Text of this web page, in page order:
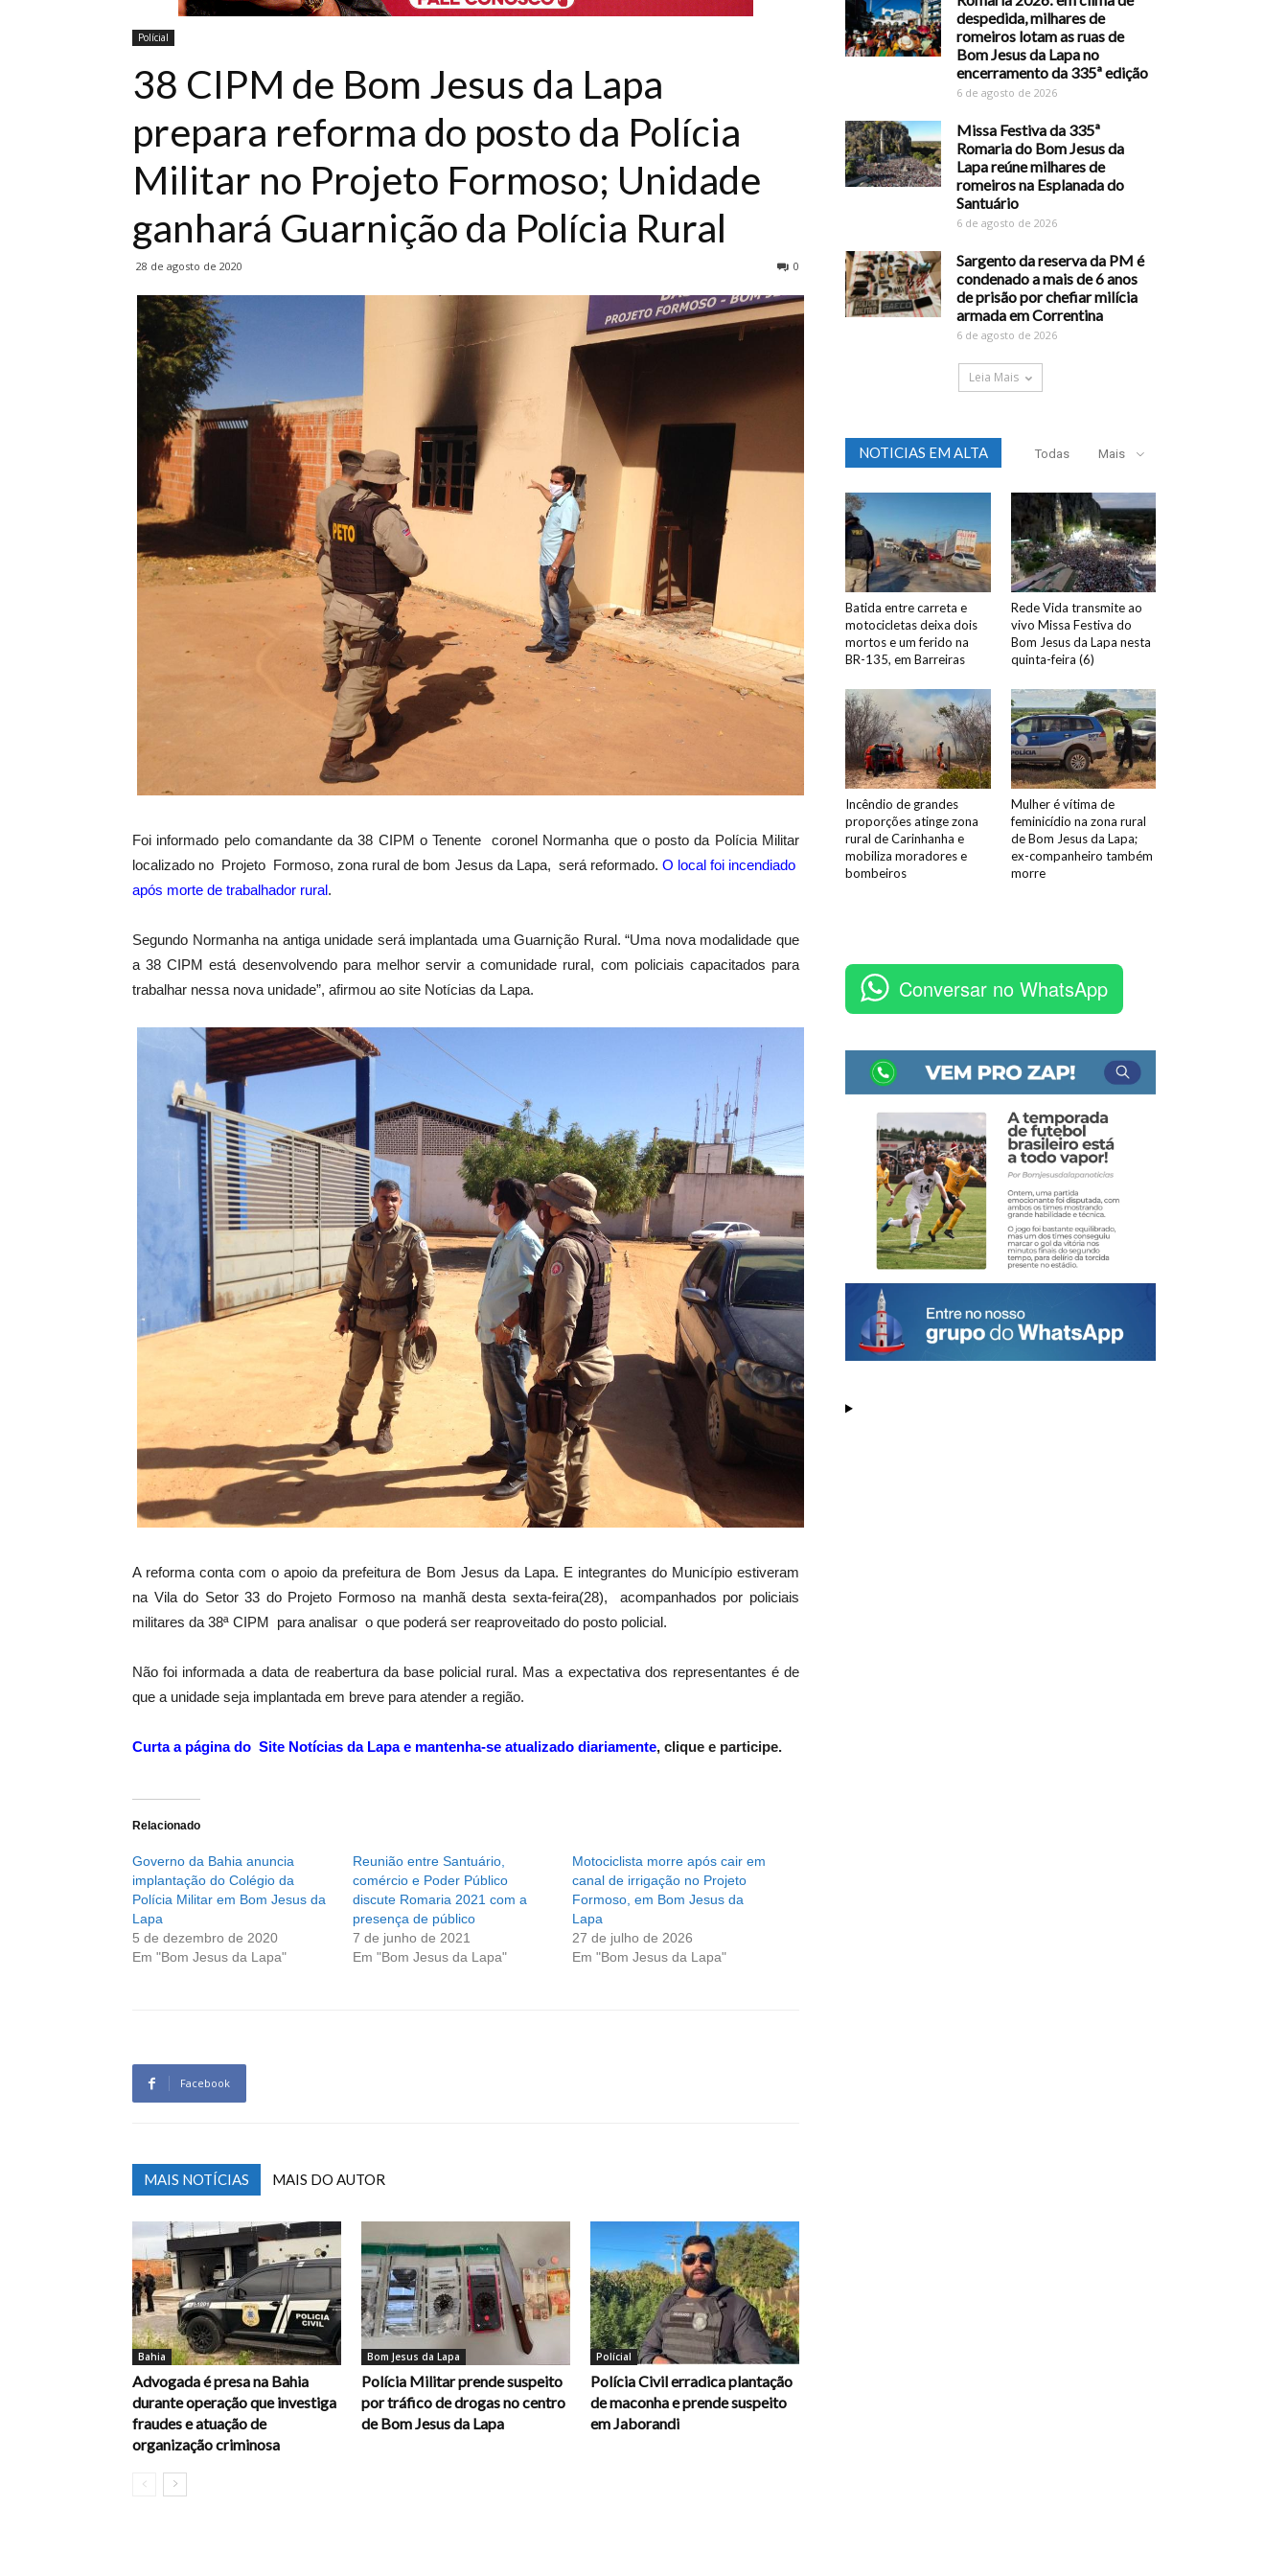
Polícial
38 CIPM de Bom Jesus da Lapa
prepara reforma do posto da Polícia
Militar no Projeto Formoso; Unidade
ganhará Guarnição da Polícia Rural
28 de agosto de 2020 0
Foi informado pelo comandante da 38 CIPM o Tenente coronel Normanha que o posto da Polícia Militar
localizado no Projeto Formoso, zona rural de bom Jesus da Lapa, será reformado. O local foi incendiado
após morte de trabalhador rural.
Segundo Normanha na antiga unidade será implantada uma Guarnição Rural. “Uma nova modalidade que
a 38 CIPM está desenvolvendo para melhor servir a comunidade rural, com policiais capacitados para
trabalhar nessa nova unidade”, afirmou ao site Notícias da Lapa.
A reforma conta com o apoio da prefeitura de Bom Jesus da Lapa. E integrantes do Município estiveram
na Vila do Setor 33 do Projeto Formoso na manhã desta sexta-feira(28), acompanhados por policiais
militares da 38ª CIPM para analisar o que poderá ser reaproveitado do posto policial.
Não foi informada a data de reabertura da base policial rural. Mas a expectativa dos representantes é de
que a unidade seja implantada em breve para atender a região.
Curta a página do Site Notícias da Lapa e mantenha-se atualizado diariamente, clique e participe.
Relacionado
Governo da Bahia anuncia
implantação do Colégio da
Polícia Militar em Bom Jesus da
Lapa
5 de dezembro de 2020
Em "Bom Jesus da Lapa"
Reunião entre Santuário,
comércio e Poder Público
discute Romaria 2021 com a
presença de público
7 de junho de 2021
Em "Bom Jesus da Lapa"
Motociclista morre após cair em
canal de irrigação no Projeto
Formoso, em Bom Jesus da
Lapa
27 de julho de 2026
Em "Bom Jesus da Lapa"
Facebook
MAIS NOTÍCIAS MAIS DO AUTOR
Bahia
Advogada é presa na Bahia
durante operação que investiga
fraudes e atuação de
organização criminosa
Bom Jesus da Lapa
Polícia Militar prende suspeito
por tráfico de drogas no centro
de Bom Jesus da Lapa
Polícial
Polícia Civil erradica plantação
de maconha e prende suspeito
em Jaborandi
despedida, milhares de
romeiros lotam as ruas de
Bom Jesus da Lapa no
encerramento da 335ª edição
6 de agosto de 2026
Missa Festiva da 335ª
Romaria do Bom Jesus da
Lapa reúne milhares de
romeiros na Esplanada do
Santuário
6 de agosto de 2026
Sargento da reserva da PM é
condenado a mais de 6 anos
de prisão por chefiar milícia
armada em Correntina
6 de agosto de 2026
Leia Mais
NOTICIAS EM ALTA Todas Mais
Batida entre carreta e
motocicletas deixa dois
mortos e um ferido na
BR-135, em Barreiras
Rede Vida transmite ao
vivo Missa Festiva do
Bom Jesus da Lapa nesta
quinta-feira (6)
Incêndio de grandes
proporções atinge zona
rural de Carinhanha e
mobiliza moradores e
bombeiros
Mulher é vítima de
feminicídio na zona rural
de Bom Jesus da Lapa;
ex-companheiro também
morre
Conversar no WhatsApp